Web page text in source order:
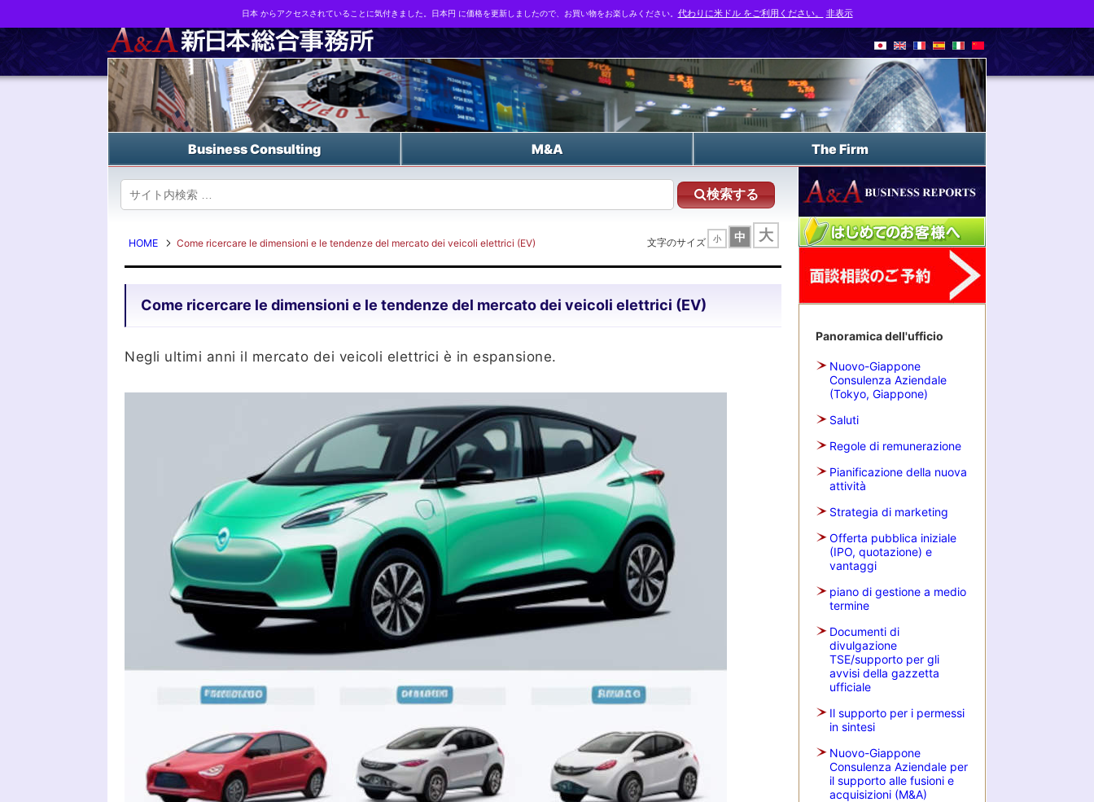
Business strategy reports, business matching and M&A in Japan
Business Consulting M&A The Firm
検索する
HOME Come ricercare le dimensioni e le tendenze del mercato dei veicoli elettrici (EV) 文字のサイズ 小 中 大
Come ricercare le dimensioni e le tendenze del mercato dei veicoli elettrici (EV)
Negli ultimi anni il mercato dei veicoli elettrici è in espansione.
Panoramica dell'ufficio
Nuovo-Giappone
Consulenza Aziendale
(Tokyo, Giappone)
Saluti
Regole di remunerazione
Pianificazione della nuova
attività
Strategia di marketing
Offerta pubblica iniziale
(IPO, quotazione) e
vantaggi
piano di gestione a medio
termine
Documenti di
divulgazione
TSE/supporto per gli
avvisi della gazzetta
ufficiale
Il supporto per i permessi
in sintesi
Nuovo-Giappone
Consulenza Aziendale per
il supporto alle fusioni e
acquisizioni (M&A)
日本 からアクセスされていることに気付きました。日本円 に価格を更新しましたので、お買い物をお楽しみください。 代わりに米ドル をご利用ください。 非表示